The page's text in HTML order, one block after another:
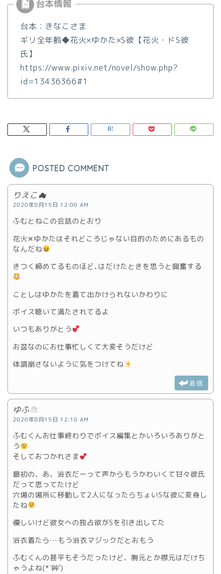
台本：きなこさま
ギリ全年齢◆花火×ゆかた×S彼【花火・ドS彼
氏】
https://www.pixiv.net/novel/show.php?
id=13436366#1
POSTED COMMENT
りえこ☁
2020年8月15日 12:00 AM
ふむとねこの会話のとおり
花火✕ゆかたはそれどころじゃない目的のためにあるもの
なんだね
きつく締めてるものほど､はだけたときを思うと興奮する
ことしはゆかたを着て出かけられないかわりに
ボイス聴いて満たされてるよ
いつもありがとう
お盆なのにお仕事忙しくて大変そうだけど
体調崩さないように気をつけてね
返信
ゆふ
2020年8月15日 12:10 AM
ふむくんお仕事終わりでボイス編集とかいろいろありがと
う
そしておつかれさま
最初の、あ、浴衣だーって声からもうかわいくて甘々彼氏
だって思ってたけど
穴場の場所に移動して2人になったらちょいSな彼に変身し
たね
優しいけど彼女への独占欲がSを引き出してた
浴衣着たら…もう浴衣マジックだとおもう
ふむくんの甚平もそうだったけど、胸元とか襟元はだけち
ゃうよね(*´艸`)